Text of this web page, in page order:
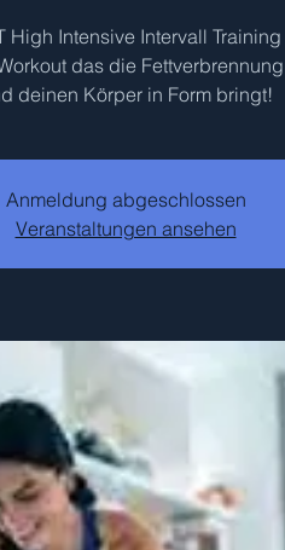
High Intensive Intervall Training
das die
deinen Körper in Form bringt!
Anmeldung abgeschlossen
Veranstaltungen ansehen